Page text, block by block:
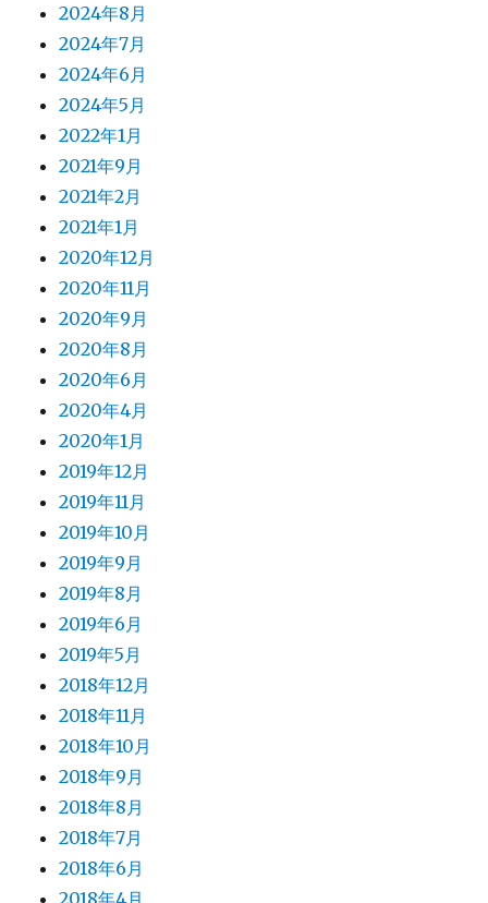
2024年8月
2024年7月
2024年6月
2024年5月
2022年1月
2021年9月
2021年2月
2021年1月
2020年12月
2020年11月
2020年9月
2020年8月
2020年6月
2020年4月
2020年1月
2019年12月
2019年11月
2019年10月
2019年9月
2019年8月
2019年6月
2019年5月
2018年12月
2018年11月
2018年10月
2018年9月
2018年8月
2018年7月
2018年6月
2018年4月